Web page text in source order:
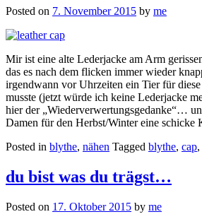
Posted on 7. November 2015 by me
Mir ist eine alte Lederjacke am Arm
das es nach dem flicken immer wieder
irgendwann vor Uhrzeiten ein Tier für diese
musste (jetzt würde ich keine Lederjacke
hier der „Wiederverwertungsgedanke“…
Damen für den Herbst/Winter eine schicke
Posted in blythe, nähen Tagged blythe, cap,
du bist was du trägst…
Posted on 17. Oktober 2015 by me